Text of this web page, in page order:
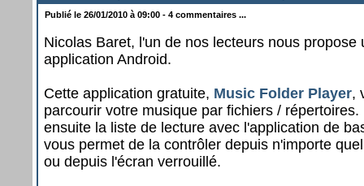
Publié le 26/01/2010 à 09:00 - 4 commentaires ...
Nicolas Baret, l'un de nos lecteurs nous propose
application Android.
Cette application gratuite, Music Folder Player,
parcourir votre musique par fichiers /
ensuite la liste de lecture avec l'application de
vous permet de la contrôler depuis n'importe
ou depuis l'écran verrouillé.